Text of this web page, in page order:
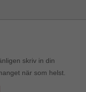
skriv in din
när som helst.